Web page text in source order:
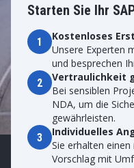
Starten Sie Ihr
1
Kostenloses
Unsere Experten
und besprechen
2
Vertraulichkeit
Bei sensiblen
NDA, um die
gewährleisten.
3
Individuelles
Sie erhalten
Vorschlag mit